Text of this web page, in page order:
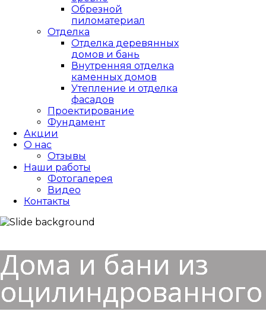
Обрезной
пиломатериал
Отделка
Отделка деревянных
домов и бань
Внутренняя отделка
каменных домов
Утепление и отделка
фасадов
Проектирование
Фундамент
Акции
О нас
Отзывы
Наши работы
Фотогалерея
Видео
Контакты
Дома и бани из